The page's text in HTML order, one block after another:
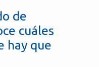
de
cuáles
hay que